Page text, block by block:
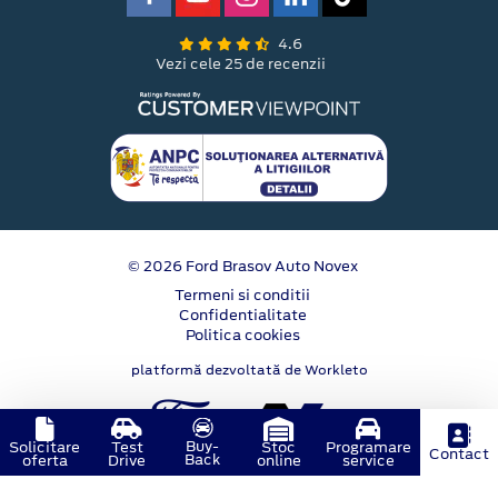
4.6
Vezi cele 25 de recenzii
© 2026 Ford Brasov Auto Novex
Termeni si conditii
Confidentialitate
Politica cookies
platformă dezvoltată de Workleto
Solicitare
oferta
Test
Drive
Buy-
Back
Stoc
online
Programare
service Contact